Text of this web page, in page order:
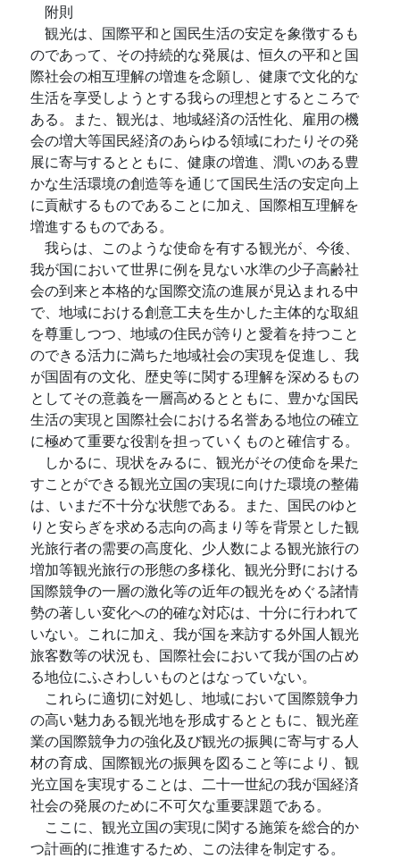
附則
観光は、国際平和と国民生活の安定を象徴するも
のであって、その持続的な発展は、恒久の平和と国
際社会の相互理解の増進を念願し、健康で文化的な
生活を享受しようとする我らの理想とするところで
ある。また、観光は、地域経済の活性化、雇用の機
会の増大等国民経済のあらゆる領域にわたりその発
展に寄与するとともに、健康の増進、潤いのある豊
かな生活環境の創造等を通じて国民生活の安定向上
に貢献するものであることに加え、国際相互理解を
増進するものである。
我らは、このような使命を有する観光が、今後、
我が国において世界に例を見ない水準の少子高齢社
会の到来と本格的な国際交流の進展が見込まれる中
で、地域における創意工夫を生かした主体的な取組
を尊重しつつ、地域の住民が誇りと愛着を持つこと
のできる活力に満ちた地域社会の実現を促進し、我
が国固有の文化、歴史等に関する理解を深めるもの
としてその意義を一層高めるとともに、豊かな国民
生活の実現と国際社会における名誉ある地位の確立
に極めて重要な役割を担っていくものと確信する。
しかるに、現状をみるに、観光がその使命を果た
すことができる観光立国の実現に向けた環境の整備
は、いまだ不十分な状態である。また、国民のゆと
りと安らぎを求める志向の高まり等を背景とした観
光旅行者の需要の高度化、少人数による観光旅行の
増加等観光旅行の形態の多様化、観光分野における
国際競争の一層の激化等の近年の観光をめぐる諸情
勢の著しい変化への的確な対応は、十分に行われて
いない。これに加え、我が国を来訪する外国人観光
旅客数等の状況も、国際社会において我が国の占め
る地位にふさわしいものとはなっていない。
これらに適切に対処し、地域において国際競争力
の高い魅力ある観光地を形成するとともに、観光産
業の国際競争力の強化及び観光の振興に寄与する人
材の育成、国際観光の振興を図ること等により、観
光立国を実現することは、二十一世紀の我が国経済
社会の発展のために不可欠な重要課題である。
ここに、観光立国の実現に関する施策を総合的か
つ計画的に推進するため、この法律を制定する。